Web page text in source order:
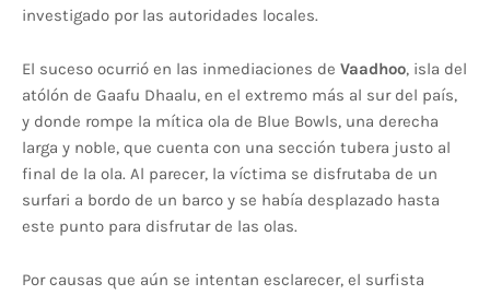
investigado por las autoridades locales.
El suceso ocurrió en las inmediaciones de Vaadhoo, isla del
atólón de Gaafu Dhaalu, en el extremo más al sur del país,
y donde rompe la mítica ola de Blue Bowls, una derecha
larga y noble, que cuenta con una sección tubera justo al
final de la ola. Al parecer, la víctima se disfrutaba de un
surfari a bordo de un barco y se había desplazado hasta
este punto para disfrutar de las olas.
Por causas que aún se intentan esclarecer, el surfista